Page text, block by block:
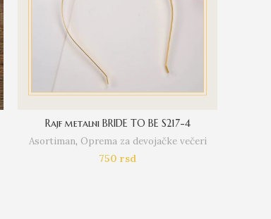
Rajf metalni BRIDE TO BE S217-4
Asortiman, Oprema za devojačke večeri
750 rsd